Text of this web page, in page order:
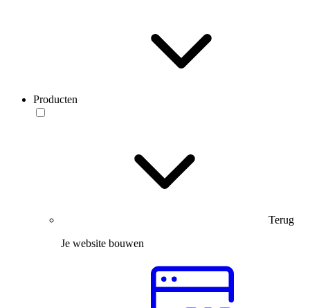
Producten
Terug
Je website bouwen